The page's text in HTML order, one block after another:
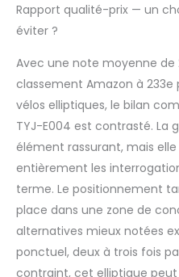
à
Rapport qualité-prix — un
éviter ?
Avec une note moyenne de
classement Amazon à
vélos elliptiques, le bilan
TYJ-E004 est contrasté. La
élément rassurant, mais
entièrement les
terme. Le positionnement
place dans une zone de
alternatives mieux notées
ponctuel, deux à trois fois
contraint, cet elliptique